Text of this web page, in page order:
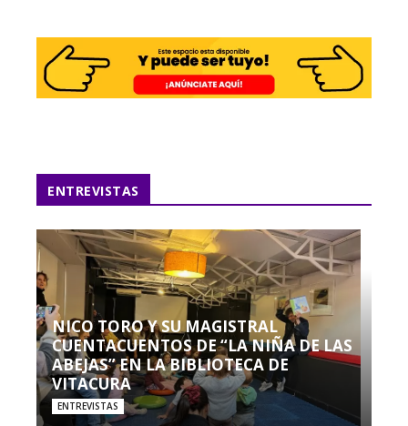
ENTREVISTAS
NICO TORO Y SU MAGISTRAL
CUENTACUENTOS DE “LA NIÑA DE LAS
ABEJAS” EN LA BIBLIOTECA DE
VITACURA
ENTREVISTAS